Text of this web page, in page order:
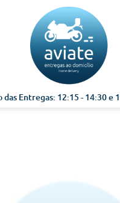
das Entregas: 12:15 - 14:30 e